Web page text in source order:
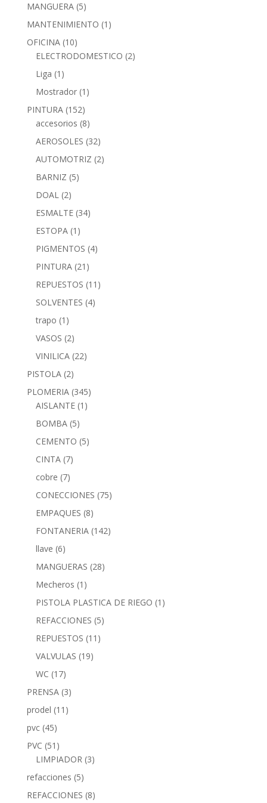
MANGUERA (5)
MANTENIMIENTO (1)
OFICINA (10)
ELECTRODOMESTICO (2)
Liga (1)
Mostrador (1)
PINTURA (152)
accesorios (8)
AEROSOLES (32)
AUTOMOTRIZ (2)
BARNIZ (5)
DOAL (2)
ESMALTE (34)
ESTOPA (1)
PIGMENTOS (4)
PINTURA (21)
REPUESTOS (11)
SOLVENTES (4)
trapo (1)
VASOS (2)
VINILICA (22)
PISTOLA (2)
PLOMERIA (345)
AISLANTE (1)
BOMBA (5)
CEMENTO (5)
CINTA (7)
cobre (7)
CONECCIONES (75)
EMPAQUES (8)
FONTANERIA (142)
llave (6)
MANGUERAS (28)
Mecheros (1)
PISTOLA PLASTICA DE RIEGO (1)
REFACCIONES (5)
REPUESTOS (11)
VALVULAS (19)
WC (17)
PRENSA (3)
prodel (11)
pvc (45)
PVC (51)
LIMPIADOR (3)
refacciones (5)
REFACCIONES (8)